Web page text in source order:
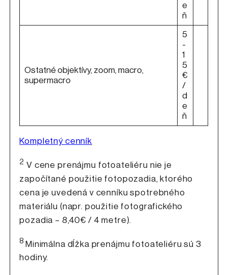
e
ň
Ostatné objektívy, zoom, macro,
supermacro
5
-
1
5
€
/
d
e
ň
Kompletný cenník
2 V cene prenájmu fotoateliéru nie je
započítané použitie fotopozadia, ktorého
cena je uvedená v cenníku spotrebného
materiálu (napr. použitie fotografického
pozadia – 8,40€ / 4 metre).
8Minimálna dĺžka prenájmu fotoateliéru sú 3
hodiny.